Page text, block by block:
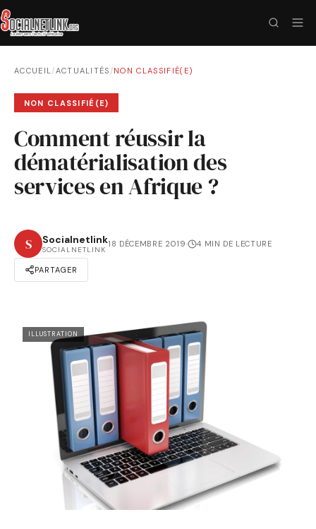
ACCUEIL/ACTUALITÉS /NON CLASSIFIÉ(E)
NON CLASSIFIÉ(E)
Comment réussir la
dématérialisation des
services en Afrique ?
S Socialnetlink
SOCIALNETLINK
18 DÉCEMBRE 2019· 4 MIN DE LECTURE
PARTAGER
ILLUSTRATION